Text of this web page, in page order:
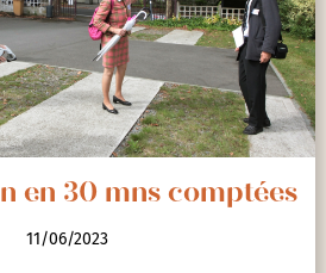
en 30 mns comptées
11/06/2023